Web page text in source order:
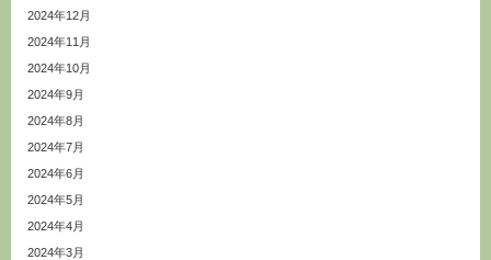
2024年12月
2024年11月
2024年10月
2024年9月
2024年8月
2024年7月
2024年6月
2024年5月
2024年4月
2024年3月